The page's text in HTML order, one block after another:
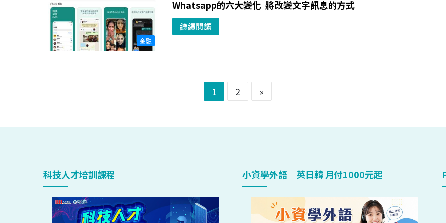
金融
Whatsapp的六大變化 將改變文字訊息的方式
繼續閱讀
1 2 »
科技人才培訓課程 小資學外語｜英日韓 月付1000元起